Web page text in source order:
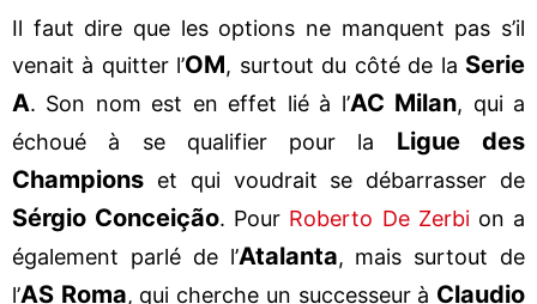
Il faut dire que les options ne manquent pas s’il
venait à quitter l’OM, surtout du côté de la Serie
A. Son nom est en effet lié à l’AC Milan, qui a
échoué à se qualifier pour la Ligue des
Champions et qui voudrait se débarrasser de
Sérgio Conceição. Pour Roberto De Zerbion a
également parlé de l’Atalanta, mais surtout de
l’AS Roma, qui cherche un successeur à Claudio